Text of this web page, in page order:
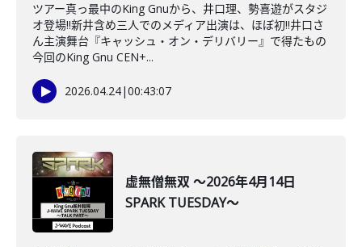
ツアー真っ最中のKing Gnuから、井口理、勢喜遊がスタジ
オ登場!!新井含め三人でのメディア出演は、ほぼ初‼井口さ
ん主演舞台『キャッシュ・オン・デリバリー』で得たもの
今回のKing Gnu CEN+...
2026.04.24|00:43:07
虚無僧無双 ～2026年4月14日
SPARK TUESDAY～